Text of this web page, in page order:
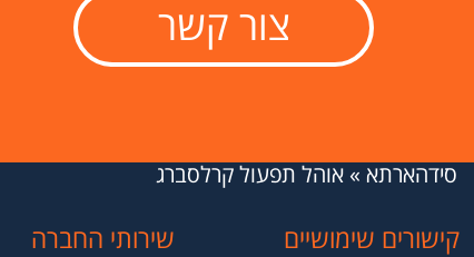
צור קשר
סידהארתא » אוהל תפעול קרלסברג
שירותי החברה קישורים שימושיים